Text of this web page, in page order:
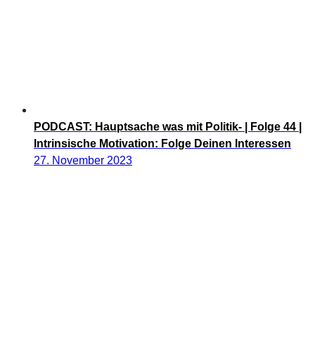
PODCAST: Hauptsache was mit Politik- | Folge 44 |
Intrinsische Motivation: Folge Deinen Interessen
27. November 2023